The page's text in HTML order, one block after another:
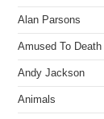
Alan Parsons
Amused To Death
Andy Jackson
Animals